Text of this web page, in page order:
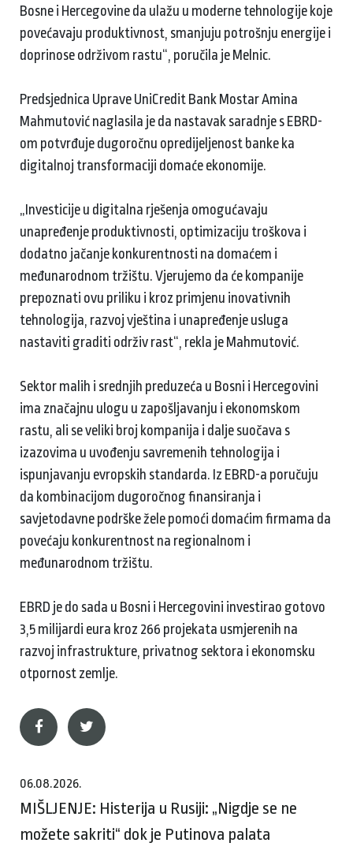
Bosne i Hercegovine da ulažu u moderne tehnologije koje
povećavaju produktivnost, smanjuju potrošnju energije i
doprinose održivom rastu“, poručila je Melnic.
Predsjednica Uprave UniCredit Bank Mostar Amina
Mahmutović naglasila je da nastavak saradnje s EBRD-
om potvrđuje dugoročnu opredijeljenost banke ka
digitalnoj transformaciji domaće ekonomije.
„Investicije u digitalna rješenja omogućavaju
unapređenje produktivnosti, optimizaciju troškova i
dodatno jačanje konkurentnosti na domaćem i
međunarodnom tržištu. Vjerujemo da će kompanije
prepoznati ovu priliku i kroz primjenu inovativnih
tehnologija, razvoj vještina i unapređenje usluga
nastaviti graditi održiv rast“, rekla je Mahmutović.
Sektor malih i srednjih preduzeća u Bosni i Hercegovini
ima značajnu ulogu u zapošljavanju i ekonomskom
rastu, ali se veliki broj kompanija i dalje suočava s
izazovima u uvođenju savremenih tehnologija i
ispunjavanju evropskih standarda. Iz EBRD-a poručuju
da kombinacijom dugoročnog finansiranja i
savjetodavne podrške žele pomoći domaćim firmama da
povećaju konkurentnost na regionalnom i
međunarodnom tržištu.
EBRD je do sada u Bosni i Hercegovini investirao gotovo
3,5 milijardi eura kroz 266 projekata usmjerenih na
razvoj infrastrukture, privatnog sektora i ekonomsku
otpornost zemlje.
06.08.2026.
MIŠLJENJE: Histerija u Rusiji: „Nigdje se ne
možete sakriti“ dok je Putinova palata